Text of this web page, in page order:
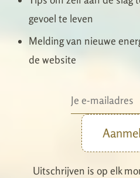
gevoel te leven
Melding van nieuwe
de website
Uitschrijven is op elk